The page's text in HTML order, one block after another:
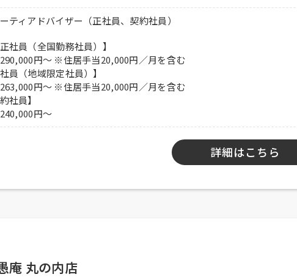
ティアドバイザー（正社員、契約社員）
社員（全国勤務社員）】
円～ ※住居手当20,000円／月を含む
社員（地域限定社員）】
円～ ※住居手当20,000円／月を含む
社員】
円～
詳細はこちら
1時間）
まで適用可能
庵 丸の内店